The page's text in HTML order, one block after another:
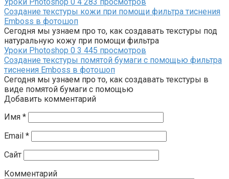
Создание текстуры кожи при помощи фильтра тиснения
Emboss в фотошоп
Сегодня мы узнаем про то, как создавать текстуры под
натуральную кожу при помощи фильтра
Уроки Photoshop 0 3 445 просмотров
Создание текстуры помятой бумаги с помощью фильтра
тиснения Emboss в фотошоп
Сегодня мы узнаем про то, как создавать текстуры в
виде помятой бумаги с помощью
Добавить комментарий
Имя *
Email *
Сайт
Комментарий